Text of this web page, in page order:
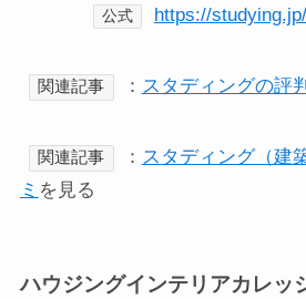
公式 https://
関連記事 ： スタディングの評
関連記事 ： スタディング（建
ミ を見る
ハウジングインテリアカレッ